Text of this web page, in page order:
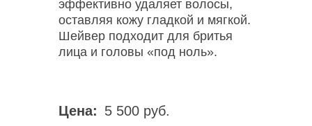
эффективно удаляет волосы,
оставляя кожу гладкой и мягкой.
Шейвер подходит для бритья
лица и головы «под ноль».
Цена: 5 500 руб.